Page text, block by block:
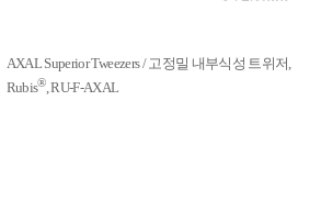
AXAL Superior Tweezers / 고정밀 내부식성 트위저,
Rubis®, RU-F-AXAL